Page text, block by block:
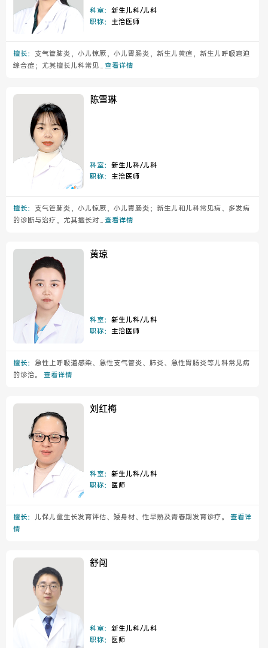
科室：新生儿科/儿科
职称：主治医师
擅长： 支气管肺炎，小儿惊厥，小儿胃肠炎，新生儿黄疸，新生儿呼吸窘迫
综合症；尤其擅长儿科常见... 查看详情
陈雪琳
科室：新生儿科/儿科
职称： 主治医师
擅长： 支气管肺炎，小儿惊厥，小儿胃肠炎；新生儿和儿科常见病、多发病
的诊断与治疗，尤其擅长对... 查看详情
黄琼
科室：新生儿科/儿科
职称： 主治医师
擅长： 急性上呼吸道感染、急性支气管炎、肺炎、急性胃肠炎等儿科常见病
的诊治。 查看详情
刘红梅
科室：新生儿科/儿科
职称：
医师
擅长： 儿保儿童生长发育评估、矮身材、性早熟及青春期发育诊疗。 查看详
情
舒闯
科室：新生儿科/儿科
职称：
医师